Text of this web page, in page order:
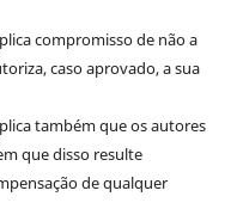
compromisso de não a
caso aprovado, a sua
também que os autores
que disso resulte
de qualquer